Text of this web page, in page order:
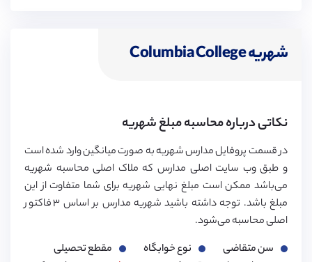
شهریه Columbia College
نکاتی درباره محاسبه مبلغ شهریه
در قسمت پروفایل مدارس شهریه به صورت میانگین وارد شده است
و طبق وب سایت اصلی مدارس که ملاک اصلی محاسبه شهریه
می‌باشد ممکن است مبلغ نهایی شهریه برای شما متفاوت از این
مبلغ باشد. توجه داشته باشید شهریه مدارس بر اساس ۳ فاکتور
اصلی محاسبه می‌شود.
سن متقاضی
نوع خوابگاه
مقطع تحصیلی